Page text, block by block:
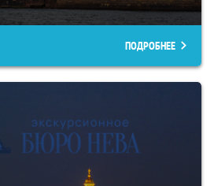
ПОДРОБНЕЕ